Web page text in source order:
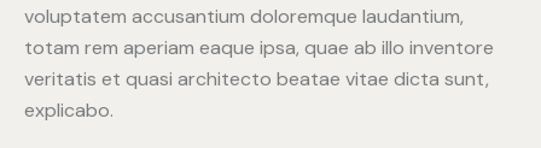
voluptatem accusantium doloremque laudantium,
totam rem aperiam eaque ipsa, quae ab illo inventore
veritatis et quasi architecto beatae vitae dicta sunt,
explicabo.